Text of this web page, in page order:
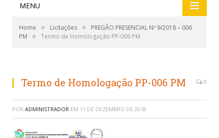
MENU
Home » Licitações »
PREGÃO PRESENCIAL Nº 9/2018 – 006
PM
» Termo de Homologação PP-006 PM
Termo de Homologação PP-006 PM 0
POR ADMINISTRADOR EM 11 DE DEZEMBRO DE 2018